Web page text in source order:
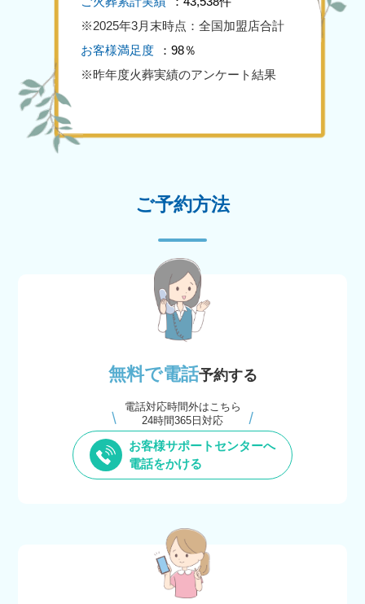
※2025年3月末時点：全国加盟店合計
お客様満足度
：98％
※昨年度火葬実績のアンケート結果
ご予約方法
無料で電話予約する
電話対応時間外はこちら
24時間365日対応
お客様サポートセンターへ
電話をかける